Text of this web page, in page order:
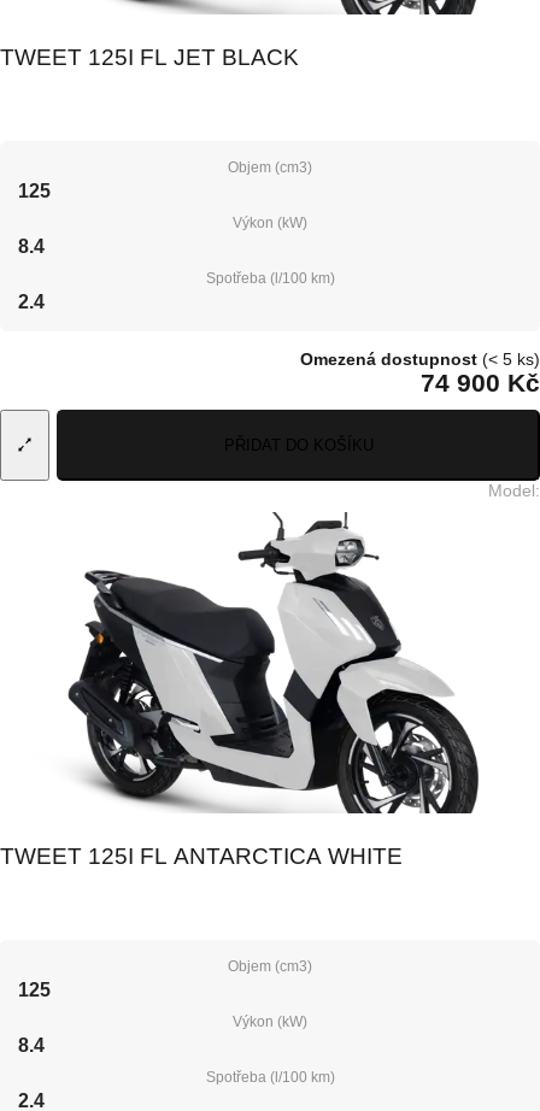
TWEET 125I FL JET BLACK
Objem (cm3)
125
Výkon (kW)
8.4
Spotřeba (l/100 km)
2.4
Omezená dostupnost (< 5 ks)
74 900 Kč
PŘIDAT DO KOŠÍKU
Model:
TWEET 125I FL ANTARCTICA WHITE
Objem (cm3)
125
Výkon (kW)
8.4
Spotřeba (l/100 km)
2.4